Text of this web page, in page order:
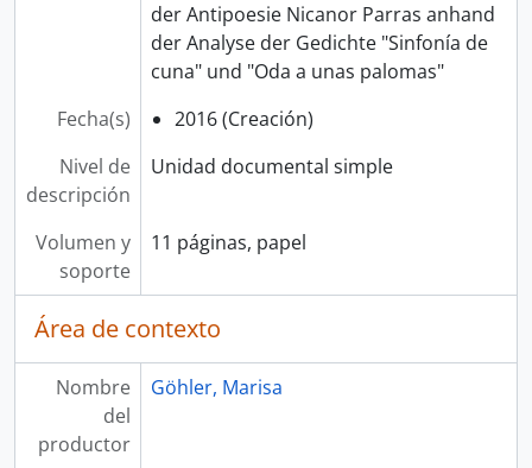
der Antipoesie Nicanor Parras anhand
der Analyse der Gedichte "Sinfonía de
cuna" und "Oda a unas palomas"
Fecha(s)
2016 (Creación)
Nivel de
descripción
Unidad documental simple
Volumen y
soporte
11 páginas, papel
Área de contexto
Nombre
del
productor
Göhler, Marisa